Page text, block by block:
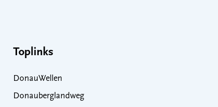
Toplinks
DonauWellen
Donauberglandweg